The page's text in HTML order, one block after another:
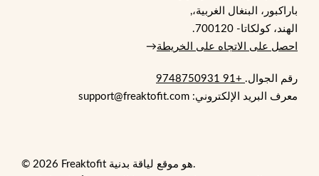
باراكبور، البنغال الغربية،,
الهند، كولكاتا- 700120.
احصل على الاتجاه على الخريطة→
رقم الجوال. +91 9748750931
معرف البريد الإلكتروني: support@freaktofit.com
© 2026 Freaktofit هو موقع لياقة بدنية.